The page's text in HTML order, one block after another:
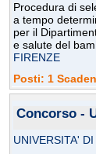
Procedura di
a tempo
per il
e salute del
FIRENZE
Posti: 1
Concorso -
UNIVERSITA'